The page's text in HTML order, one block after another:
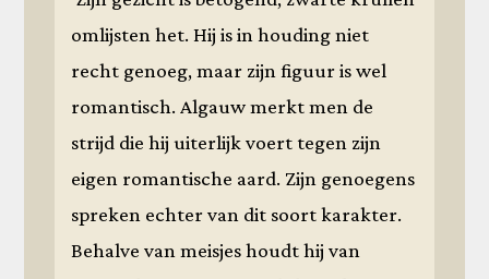
omlijsten het. Hij is in houding niet
recht genoeg, maar zijn figuur is wel
romantisch. Algauw merkt men de
strijd die hij uiterlijk voert tegen zijn
eigen romantische aard. Zijn genoegens
spreken echter van dit soort karakter.
Behalve van meisjes houdt hij van